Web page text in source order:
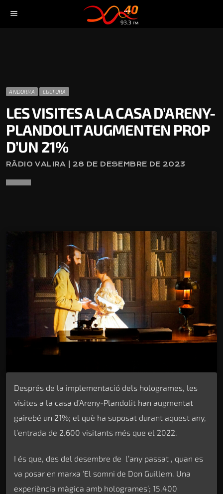
menu
ANDORRA CULTURA
LES VISITES A LA CASA D’ARENY-
PLANDOLIT AUGMENTEN PROP
D’UN 21%
RÀDIO VALIRA | 28 DE DESEMBRE DE 2023
Després de la implementació dels hologrames, les
visites a la casa d’Areny-Plandolit han augmentat
gairebé un 21%; el què ha suposat durant aquest any,
l’entrada de 2.600 visitants més que el 2022.
I és que, des del desembre de l’any passat , quan es
va posar en marxa ‘El somni de Don Guillem. Una
experiència màgica amb hologrames’; 15.400